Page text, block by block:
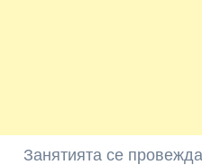
Занятията се